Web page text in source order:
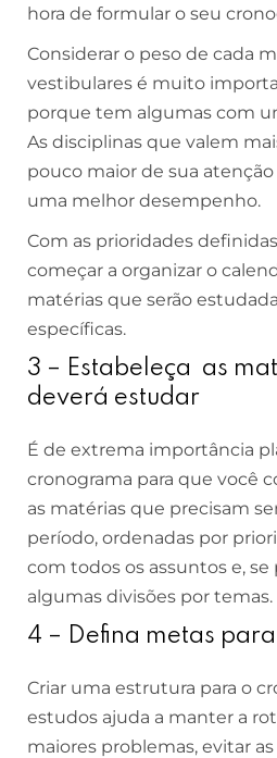
hora de formular o seu
Considerar o peso de cada
vestibulares é muito
porque tem algumas com
As disciplinas que valem
pouco maior de sua
uma melhor desempenho.
Com as prioridades
começar a organizar o
matérias que serão
específicas.
3 – Estabeleça as
deverá estudar
É de extrema importância
cronograma para que você
as matérias que precisam
período, ordenadas por
com todos os assuntos e, se
algumas divisões por temas.
4 – Defina metas
Criar uma estrutura para o
estudos ajuda a manter a
maiores problemas, evitar